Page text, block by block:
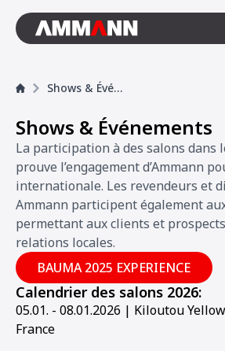
Shows & Événements
Shows & Événements
La participation à des salons dans
prouve l’engagement d’Ammann
internationale. Les revendeurs et
Ammann participent également
permettant aux clients et
relations locales.
BAUMA 2025 EXPERIENCE
Calendrier des salons 2026:
05.01. - 08.01.2026 | Kiloutou
France